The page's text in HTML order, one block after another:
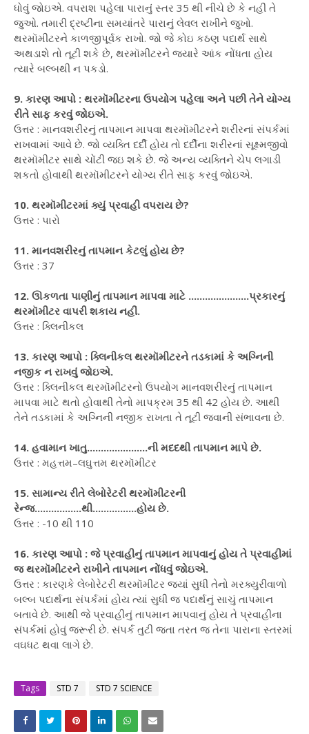
ધોવું જોઇએ. વપરાશ પહેલા પારાનું સ્તર 35 થી નીચે છે કે નહીં તે
જુઓ. તમારી દ્રષ્ટીના સમયાંતરે પારાનું લેવલ રાખીને જુખો.
થરમૉમીટરને કાળજીપૂર્વક રાખો. જો જે કોઇ કઠણ પદાર્થ સાથે
અથડાશે તો તૂટી શકે છે, થરમૉમીટરને જ્યારે આંક નોંધતા હોય
ત્યારે બલ્બથી ન પકડો.
9. કારણ આપો : થરમૉમીટરના ઉપયોગ પહેલા અને પછી તેને યોગ્ય
રીતે સાફ કરવું જોઇએ.
ઉત્તર : માનવશરીરનું તાપમાન માપવા થરમૉમીટરને શરીરનાં સંપર્કમાં
રાખવામાં આવે છે. જો વ્યક્તિ દર્દી હોય તો દર્દીના શરીરનાં સૂક્ષ્મજીવો
થરમૉમીટર સાથે ચોંટી જઇ શકે છે. જે અન્ય વ્યક્તિને ચેપ લગાડી
શકતો હોવાથી થરમૉમીટરને યોગ્ય રીતે સાફ કરવું જોઇએ.
10. થરમૉમીટરમાં ક્યું પ્રવાહી વપરાય છે?
ઉત્તર : પારો
11. માનવશરીરનું તાપમાન કેટલું હોય છે?
ઉત્તર : 37
12. ઊકળતા પાણીનું તાપમાન માપવા માટે ......................પ્રકારનું
થરમૉમીટર વાપરી શકાય નહીં.
ઉત્તર : ક્લિનીકલ
13. કારણ આપો : ક્લિનીકલ થરમૉમીટરને તડકામાં કે અગ્નિની
નજીક ન રાખવું જોઇએ.
ઉત્તર : ક્લિનીકલ થરમૉમીટરનો ઉપયોગ માનવશરીરનું તાપમાન
માપવા માટે થતો હોવાથી તેનો માપક્રમ 35 થી 42 હોય છે. આથી
તેને તડકામાં કે અગ્નિની નજીક રાખતા તે તૂટી જવાની સંભાવના છે.
14. હવામાન ખાતુ......................ની મદદથી તાપમાન માપે છે.
ઉત્તર : મહત્તમ–લઘુત્તમ થરમૉમીટર
15. સામાન્ય રીતે લેબોરેટરી થરમૉમીટરની
રેન્જ.................થી................હોય છે.
ઉત્તર : -10 થી 110
16. કારણ આપો : જે પ્રવાહીનું તાપમાન માપવાનું હોય તે પ્રવાહીમાં
જ થરમૉમીટરને રાખીને તાપમાન નોંધવું જોઇએ.
ઉત્તર : કારણકે લેબોરેટરી થરમૉમીટર જ્યાં સુધી તેનો મરક્યુરીવાળો
બલ્બ પદાર્થના સંપર્કમાં હોય ત્યાં સુધી જ પદાર્થનું સાચું તાપમાન
બતાવે છે. આથી જે પ્રવાહીનું તાપમાન માપવાનું હોય તે પ્રવાહીના
સંપર્કમાં હોવું જરૂરી છે. સંપર્ક તુટી જતા તરત જ તેના પારાના સ્તરમાં
વઘધટ થવા લાગે છે.
Tags STD 7 STD 7 SCIENCE